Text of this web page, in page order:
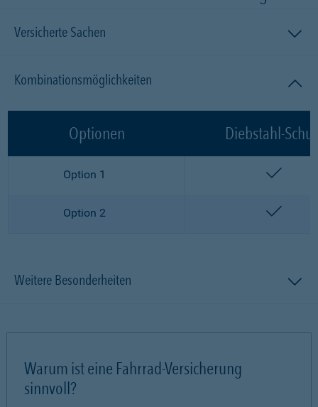
Versicherte Sachen
Kombinationsmöglichkeiten
Optionen Diebstahl-
Option 1
Option 2
Weitere Besonderheiten
Warum ist eine Fahrrad-Versicherung
sinnvoll?